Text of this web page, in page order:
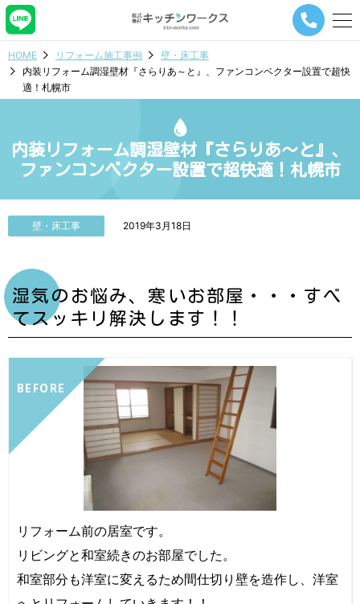
メ
ー
ビ
タ
HOME リフォーム施工事例
壁・床工事
内装リフォーム調湿壁材『さらりあ～と』、ファンコンベクター設置で超快
適！札幌市
内装リフォーム調湿壁材『さらりあ～と』、
ファンコンベクター設置で超快適！札幌市
壁・床工事 2019年3月18日
湿気のお悩み、寒いお部屋・・・すべ
てスッキリ解決します！！
BEFORE
リフォーム前の居室です。
リビングと和室続きのお部屋でした。
和室部分も洋室に変えるため間仕切り壁を造作し、洋室